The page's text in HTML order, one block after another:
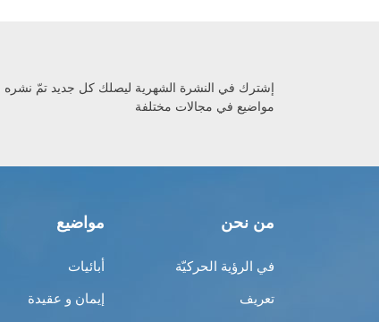
إشترك في النشرة الشهرية ليصلك كل جديد تمّ
مواضيع في مجالات مختلفة
من نحن
في الرؤية الحركيّة
تعريف
مواضيع
أبائيات
إيمان و عقيدة